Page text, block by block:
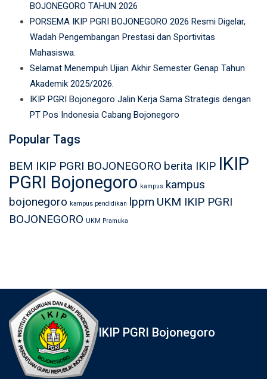
BOJONEGORO TAHUN 2026
PORSEMA IKIP PGRI BOJONEGORO 2026 Resmi Digelar,
Wadah Pengembangan Prestasi dan Sportivitas
Mahasiswa.
Selamat Menempuh Ujian Akhir Semester Genap Tahun
Akademik 2025/2026.
IKIP PGRI Bojonegoro Jalin Kerja Sama Strategis dengan
PT Pos Indonesia Cabang Bojonegoro
Popular Tags
BEM IKIP PGRI BOJONEGORO berita IKIP IKIP
PGRI Bojonegoro kampus kampus
bojonegoro kampus pendidikan lppm UKM IKIP PGRI
BOJONEGORO UKM Pramuka
IKIP PGRI Bojonegoro